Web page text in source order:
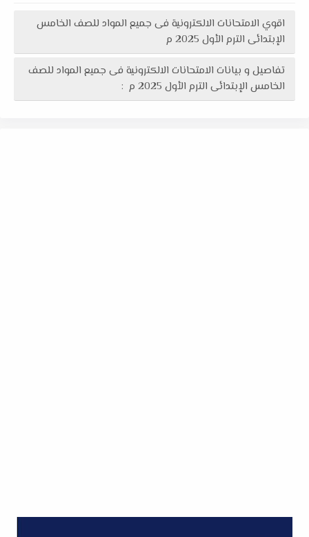
اقوي الامتحانات الالكترونية فى جميع المواد للصف الخامس
الإبتدائى الترم الأول 2025 م
تفاصيل و بيانات الامتحانات الالكترونية فى جميع المواد للصف
الخامس الإبتدائى الترم الأول 2025 م :